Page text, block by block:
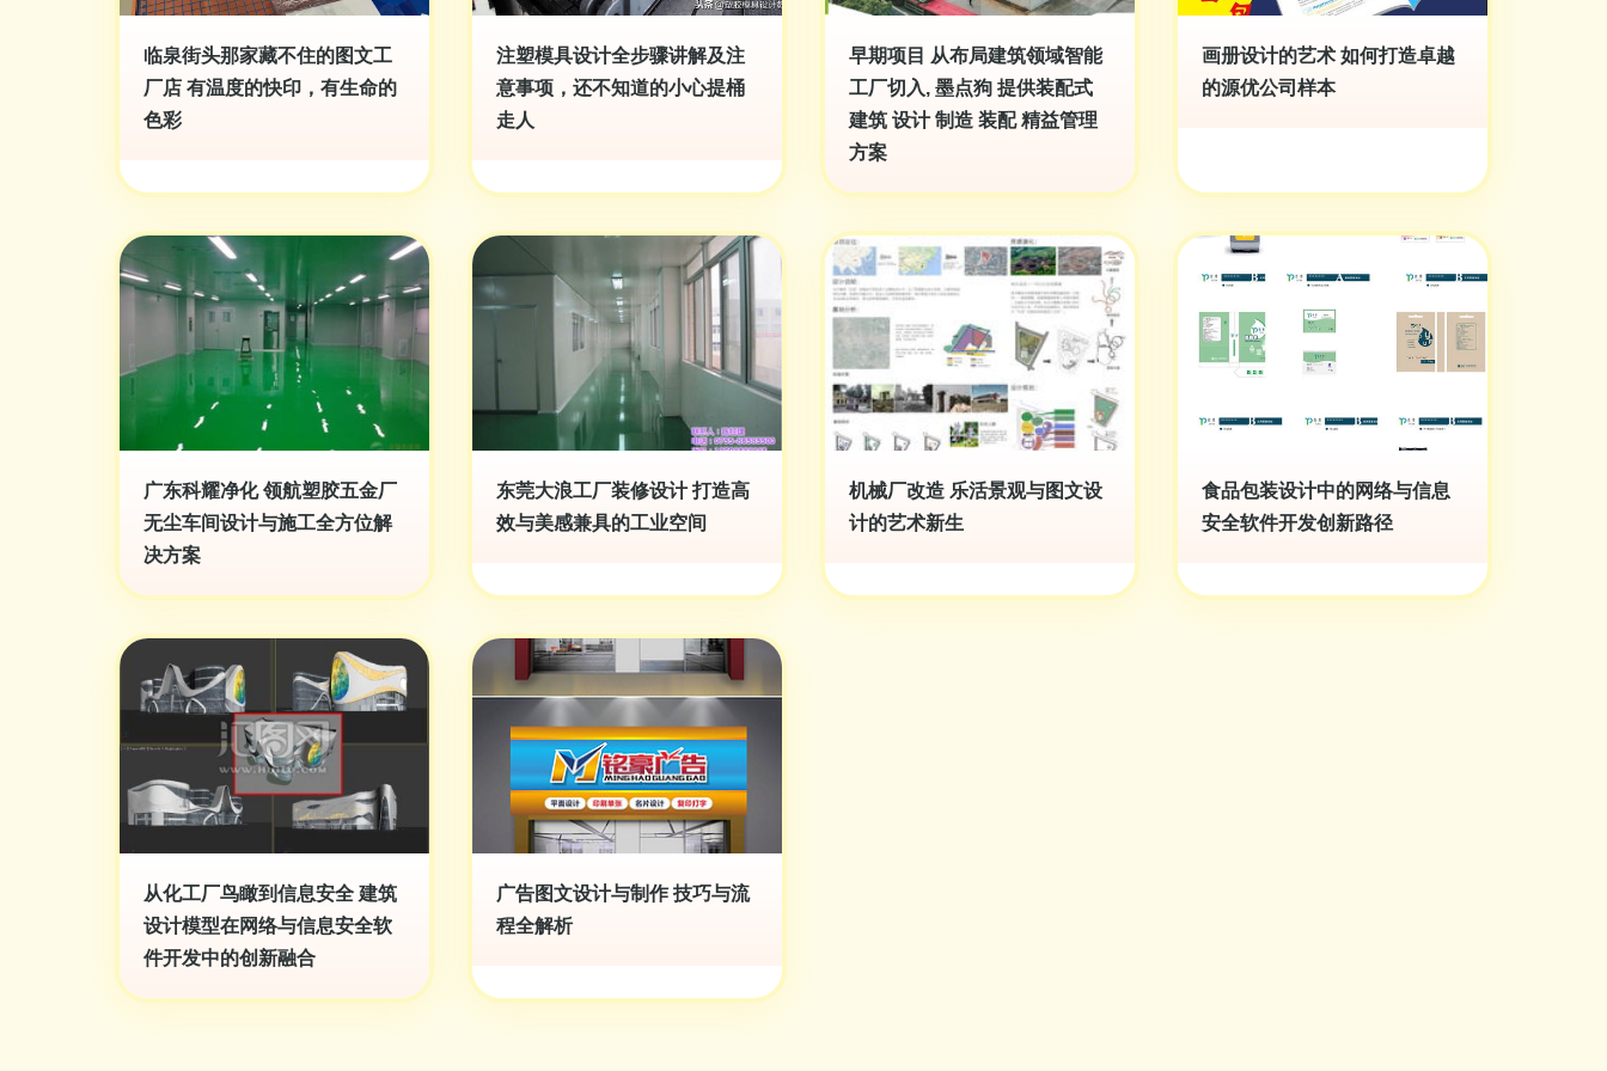
临泉街头那家藏不住的图文工
厂店 有温度的快印，有生命的
色彩
注塑模具设计全步骤讲解及注
意事项，还不知道的小心提桶
走人
早期项目 从布局建筑领域智能
工厂切入, 墨点狗 提供装配式
建筑 设计 制造 装配 精益管理
方案
画册设计的艺术 如何打造卓越
的源优公司样本
广东科耀净化 领航塑胶五金厂
无尘车间设计与施工全方位解
决方案
东莞大浪工厂装修设计 打造高
效与美感兼具的工业空间
机械厂改造 乐活景观与图文设
计的艺术新生
食品包装设计中的网络与信息
安全软件开发创新路径
从化工厂鸟瞰到信息安全 建筑
设计模型在网络与信息安全软
件开发中的创新融合
广告图文设计与制作 技巧与流
程全解析